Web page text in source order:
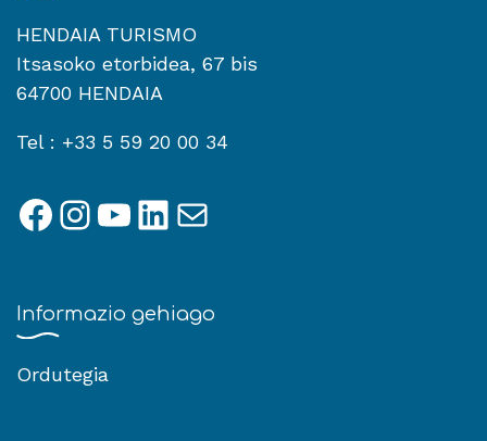
HENDAIA TURISMO
Itsasoko etorbidea, 67 bis
64700 HENDAIA
Tel : +33 5 59 20 00 34
Facebook
Instagram
YouTube
LinkedIn
Mail
Informazio gehiago
Ordutegia